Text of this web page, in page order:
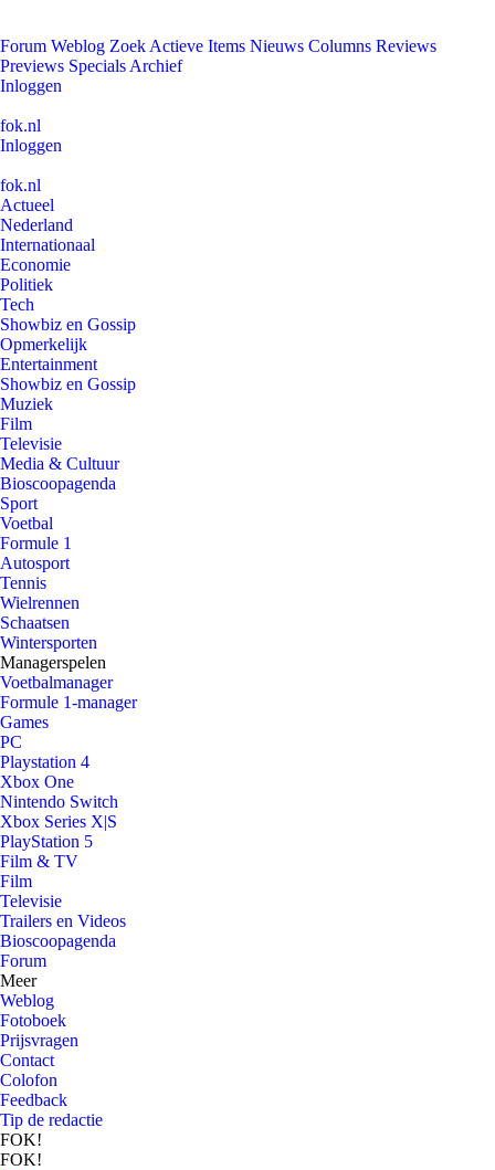
Forum Weblog Zoek Actieve Items Nieuws Columns Reviews
Previews Specials Archief
Inloggen
fok.nl
Inloggen
fok.nl
Actueel
Nederland
Internationaal
Economie
Politiek
Tech
Showbiz en Gossip
Opmerkelijk
Entertainment
Showbiz en Gossip
Muziek
Film
Televisie
Media & Cultuur
Bioscoopagenda
Sport
Voetbal
Formule 1
Autosport
Tennis
Wielrennen
Schaatsen
Wintersporten
Managerspelen
Voetbalmanager
Formule 1-manager
Games
PC
Playstation 4
Xbox One
Nintendo Switch
Xbox Series X|S
PlayStation 5
Film & TV
Film
Televisie
Trailers en Videos
Bioscoopagenda
Forum
Meer
Weblog
Fotoboek
Prijsvragen
Contact
Colofon
Feedback
Tip de redactie
FOK!
FOK!